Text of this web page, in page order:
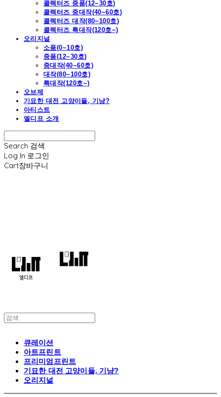
콜렉터즈 중품(12~30호)
콜렉터즈 중대작(40~60호)
콜렉터즈 대작(80~100호)
콜렉터즈 특대작(120호~)
오리지널
소품(0~10호)
중품(12~30호)
중대작(40~60호)
대작(80~100호)
특대작(120호~)
오브제
기묘한 대전 고양이들, 기냥?
아티스트
엘디프 소개
Search 검색
Log In 로그인
Cart장바구니
큐레이션
아트프린트
프리미엄프린트
기묘한 대전 고양이들, 기냥?
오리지널